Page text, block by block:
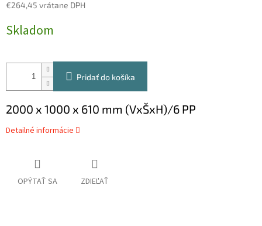
€264,45 vrátane DPH
cena:
Skladom
Pridať do košíka
2000 x 1000 x 610 mm (VxŠxH)/6 PP
Detailné informácie
OPÝTAŤ SA ZDIEĽAŤ